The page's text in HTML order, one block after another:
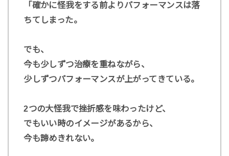
「確かに怪我をする前よりパフォーマンスは落
ちてしまった。
でも、
今も少しずつ治療を重ねながら、
少しずつパフォーマンスが上がってきている。
2つの大怪我で挫折感を味わったけど、
でもいい時のイメージがあるから、
今も諦めきれない。